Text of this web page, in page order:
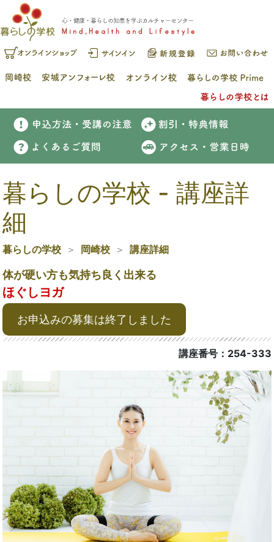
暮らしの学校 - 講座詳
細
暮らしの学校 岡崎校 講座詳細
体が硬い方も気持ち良く出来る
ほぐしヨガ
お申込みの募集は終了しました
講座番号：254-333